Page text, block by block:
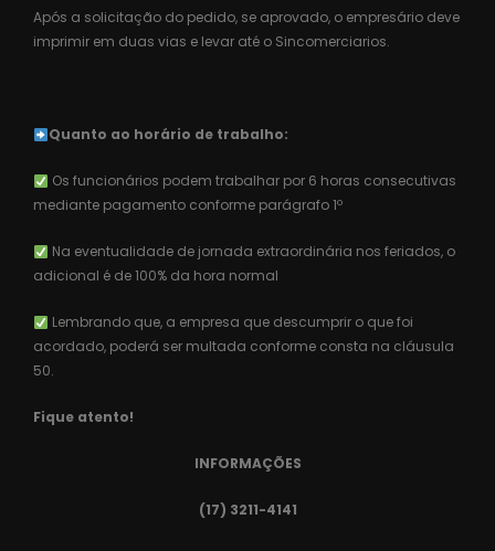
Após a solicitação do pedido, se aprovado, o empresário deve
imprimir em duas vias e levar até o Sincomerciarios.
Quanto ao horário de trabalho:
Os funcionários podem trabalhar por 6 horas consecutivas
mediante pagamento conforme parágrafo 1º
Na eventualidade de jornada extraordinária nos feriados, o
adicional é de 100% da hora normal
Lembrando que, a empresa que descumprir o que foi
acordado, poderá ser multada conforme consta na cláusula
50.
Fique atento!
INFORMAÇÕES
(17) 3211-4141